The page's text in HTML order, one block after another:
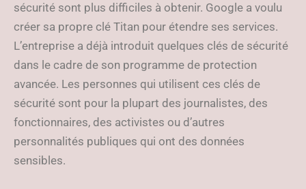
sécurité sont plus difficiles à obtenir. Google a voulu
créer sa propre clé Titan pour étendre ses services.
L’entreprise a déjà introduit quelques clés de sécurité
dans le cadre de son programme de protection
avancée. Les personnes qui utilisent ces clés de
sécurité sont pour la plupart des journalistes, des
fonctionnaires, des activistes ou d’autres
personnalités publiques qui ont des données
sensibles.